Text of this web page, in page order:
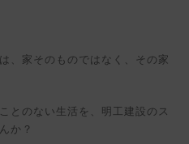
、家そのものではなく、その家
とのない生活を、明工建設のス
か？